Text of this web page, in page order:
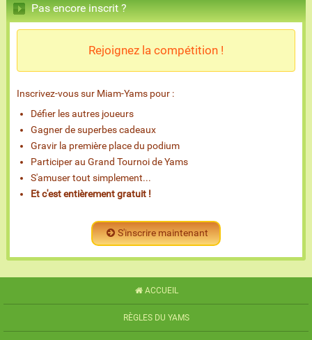
Pas encore inscrit ?
Rejoignez la compétition !
Inscrivez-vous sur Miam-Yams pour :
Défier les autres joueurs
Gagner de superbes cadeaux
Gravir la première place du podium
Participer au Grand Tournoi de Yams
S'amuser tout simplement...
Et c'est entièrement gratuit !
S'inscrire maintenant
ACCUEIL
RÈGLES DU YAMS